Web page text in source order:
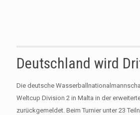
Deutschland wird
Die deutsche
Weltcup Division 2 in Malta in der
zurückgemeldet. Beim Turnier unter 23